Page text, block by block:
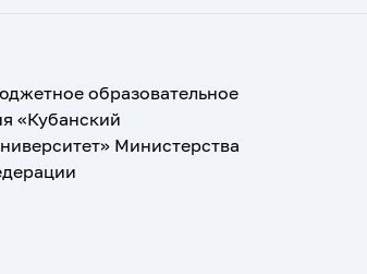
образовательное
«Кубанский
Министерства